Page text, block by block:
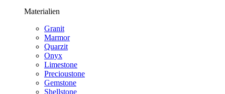
Materialien
Granit
Marmor
Quarzit
Onyx
Limestone
Precioustone
Gemstone
Shellstone